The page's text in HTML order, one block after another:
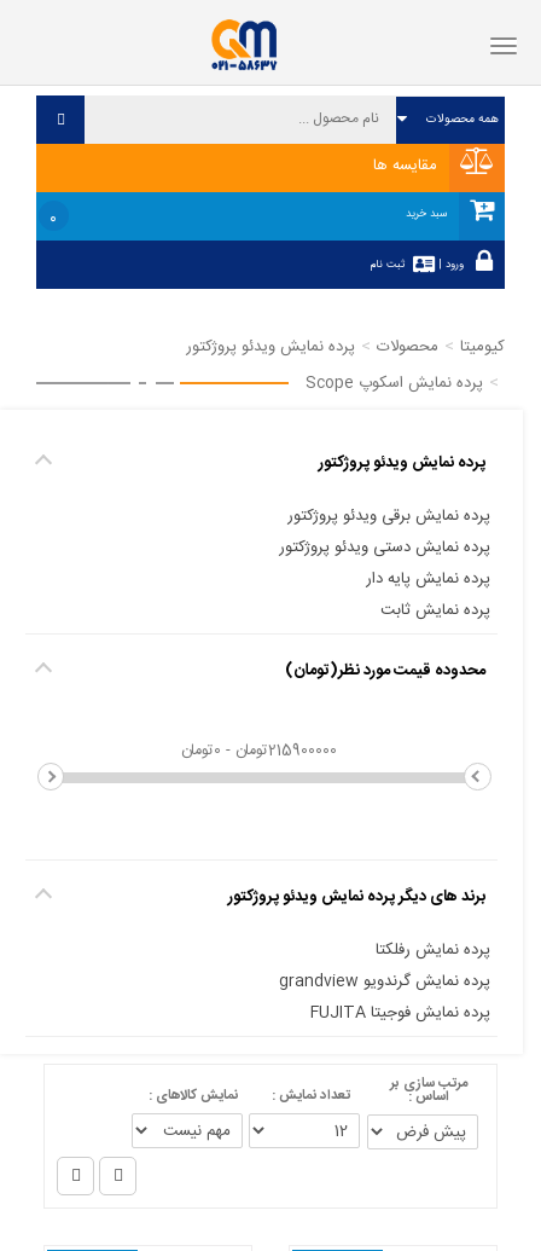
مقایسه ها
سبد خرید ۰
ورود | ثبت نام
فهرست
کیومیتا محصولات
پرده نمایش ویدئو پروژکتور
پرده نمایش اسکوپ Scope
پرده نمایش ویدئو پروژکتور
پرده نمایش برقی ویدئو پروژکتور
پرده نمایش دستی ویدئو پروژکتور
پرده نمایش پایه دار
پرده نمایش ثابت
محدوده قیمت مورد نظر(تومان)
برند های دیگر پرده نمایش ویدئو پروژکتور
پرده نمایش رفلکتا
پرده نمایش گرندویو grandview
پرده نمایش فوجیتا FUJITA
مرتب سازی بر
اساس : تعداد نمایش : نمایش کالاهای :